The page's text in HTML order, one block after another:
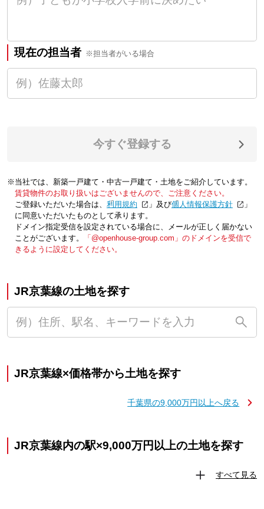
現在の担当者 ※担当者がいる場合
今すぐ登録する
※当社では、新築一戸建て・中古一戸建て・土地をご紹介しています。
賃貸物件のお取り扱いはございませんので、ご注意ください。
ご登録いただいた場合は、「利用規約 」及び「個人情報保護方針
」
に同意いただいたものとして承ります。
ドメイン指定受信を設定されている場合に、メールが正しく届かない
ことがございます。
「@openhouse-group.com」のドメインを受信で
きるように設定してください。
JR京葉線の土地を探す
JR京葉線×価格帯から土地を探す
千葉県の9,000万円以上へ戻る
JR京葉線内の駅×9,000万円以上の土地を探す
すべて見る